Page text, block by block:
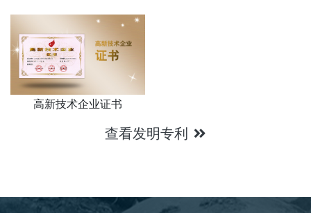
高新技术企业证书
查看发明专利